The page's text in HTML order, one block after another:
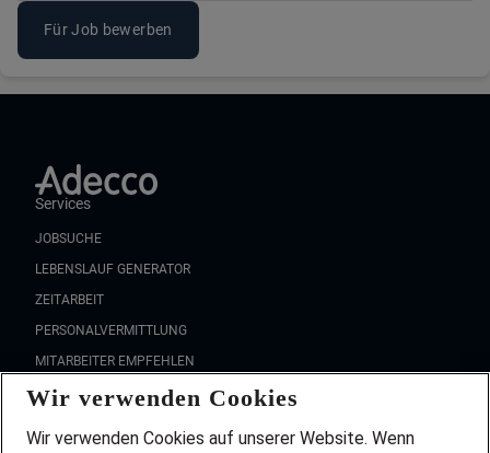
Für Job bewerben
Services
JOBSUCHE
LEBENSLAUF GENERATOR
ZEITARBEIT
PERSONALVERMITTLUNG
MITARBEITER EMPFEHLEN
FAQ
Wir stellen ein!
DEINE BERUFSGRUPPE
Wir verwenden Cookies
Wir verwenden Cookies auf unserer Website. Wenn